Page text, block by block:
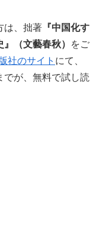
、拙著 『中国化す
（文藝春秋）
をご
社のサイト にて、
でが、無料で試し読